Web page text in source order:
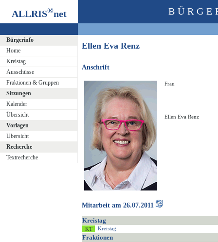
ALLRIS®net
Bürgerinfo
Home
Kreistag
Ausschüsse
Fraktionen & Gruppen
Sitzungen
Kalender
Übersicht
Vorlagen
Übersicht
Recherche
Textrecherche
Ellen Eva Renz
Anschrift
Frau
Ellen Eva Renz
Mitarbeit am 26.07.2011
Kreistag
Kreistag
Fraktionen